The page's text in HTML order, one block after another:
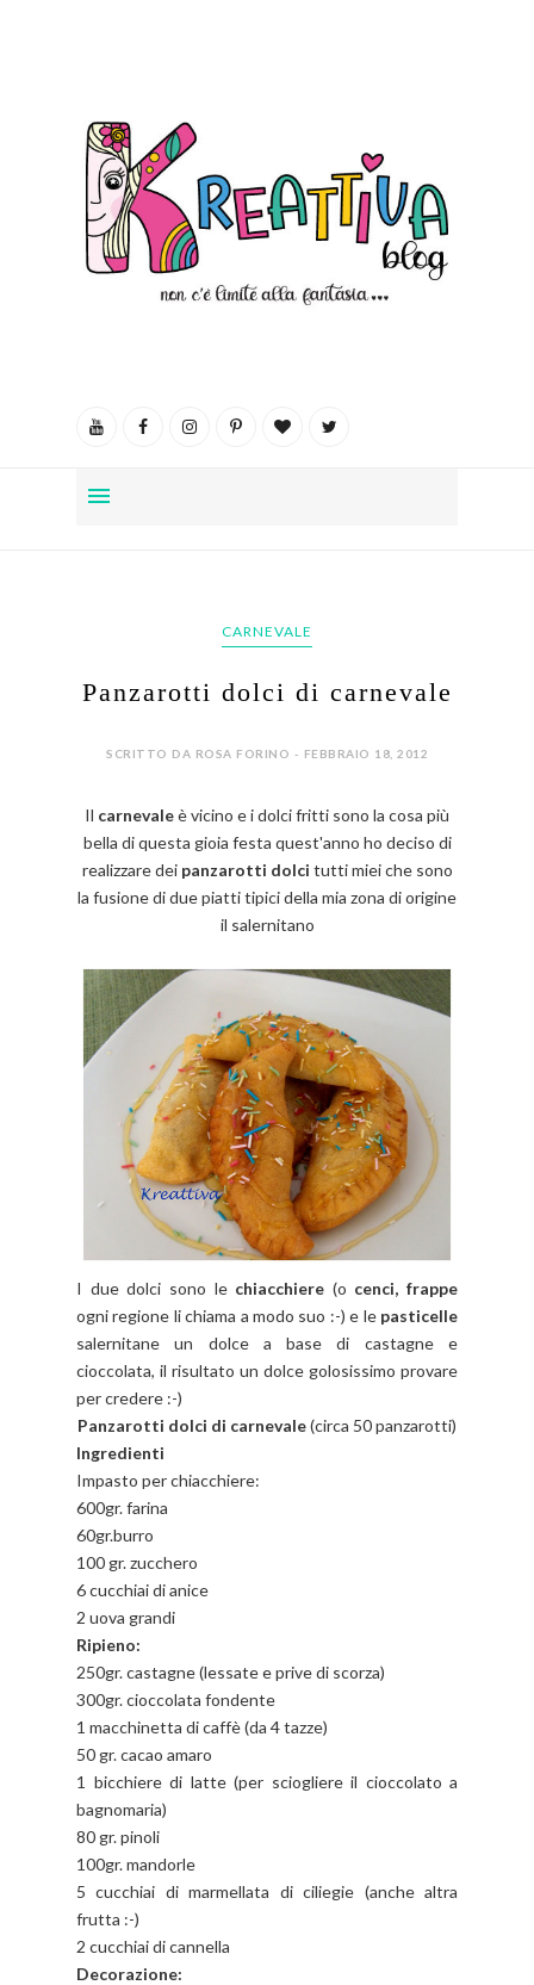
CARNEVALE
Panzarotti dolci di carnevale
SCRITTO DA ROSA FORINO - FEBBRAIO 18, 2012
Il carnevaleè vicino e i dolci fritti sono la cosa più
bella di questa gioia festa quest'anno ho deciso di
realizzare dei panzarotti dolci tutti miei che sono
la fusione di due piatti tipici della mia zona di origine
il salernitano
I due dolci sono le chiacchiere (o cenci, frappe
ogni regione li chiama a modo suo :-) e le pasticelle
salernitane un dolce a base di castagne e
cioccolata, il risultato un dolce golosissimo provare
per credere :-)
Panzarotti dolci di carnevale(circa 50 panzarotti)
Ingredienti
Impasto per chiacchiere:
600gr. farina
60gr.burro
100 gr. zucchero
6 cucchiai di anice
2 uova grandi
Ripieno:
250gr. castagne (lessate e prive di scorza)
300gr. cioccolata fondente
1 macchinetta di caffè (da 4 tazze)
50 gr. cacao amaro
1 bicchiere di latte (per sciogliere il cioccolato a
bagnomaria)
80 gr. pinoli
100gr. mandorle
5 cucchiai di marmellata di ciliegie (anche altra
frutta :-)
2 cucchiai di cannella
Decorazione: